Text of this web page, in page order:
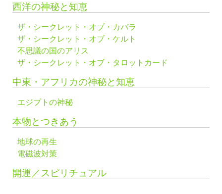
西洋の神秘と知恵
ザ・シークレット・オブ・カバラ
ザ・シークレット・オブ・ケルト
不思議の国のアリス
ザ・シークレット・オブ・タロットカード
中東・アフリカの神秘と知恵
エジプトの神秘
本物とつきあう
地球の再生
電磁波対策
開運／スピリチュアル